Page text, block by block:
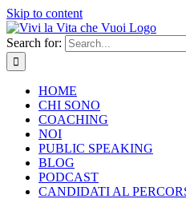
Skip to content
Search for:
HOME
CHI SONO
COACHING
NOI
PUBLIC SPEAKING
BLOG
PODCAST
CANDIDATI AL